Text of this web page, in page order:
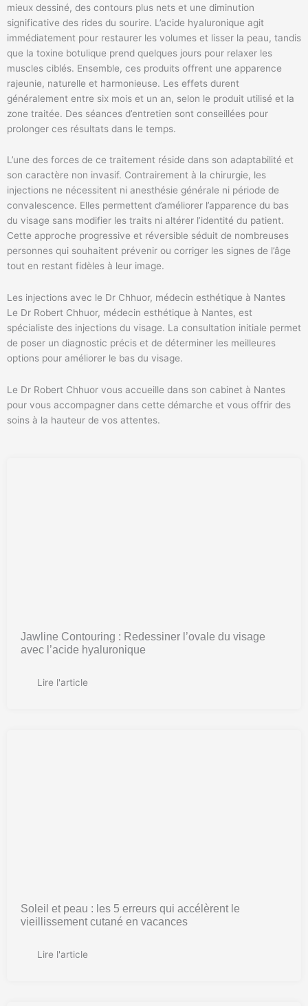
mieux dessiné, des contours plus nets et une diminution
significative des rides du sourire. L’acide hyaluronique agit
immédiatement pour restaurer les volumes et lisser la peau, tandis
que la toxine botulique prend quelques jours pour relaxer les
muscles ciblés. Ensemble, ces produits offrent une apparence
rajeunie, naturelle et harmonieuse. Les effets durent
généralement entre six mois et un an, selon le produit utilisé et la
zone traitée. Des séances d’entretien sont conseillées pour
prolonger ces résultats dans le temps.
L’une des forces de ce traitement réside dans son adaptabilité et
son caractère non invasif. Contrairement à la chirurgie, les
injections ne nécessitent ni anesthésie générale ni période de
convalescence. Elles permettent d’améliorer l’apparence du bas
du visage sans modifier les traits ni altérer l’identité du patient.
Cette approche progressive et réversible séduit de nombreuses
personnes qui souhaitent prévenir ou corriger les signes de l’âge
tout en restant fidèles à leur image.
Les injections avec le Dr Chhuor, médecin esthétique à Nantes
Le Dr Robert Chhuor, médecin esthétique à Nantes, est
spécialiste des injections du visage. La consultation initiale permet
de poser un diagnostic précis et de déterminer les meilleures
options pour améliorer le bas du visage.
Le Dr Robert Chhuor vous accueille dans son cabinet à Nantes
pour vous accompagner dans cette démarche et vous offrir des
soins à la hauteur de vos attentes.
Jawline Contouring : Redessiner l’ovale du visage
avec l’acide hyaluronique
Lire l'article
Soleil et peau : les 5 erreurs qui accélèrent le
vieillissement cutané en vacances
Lire l'article